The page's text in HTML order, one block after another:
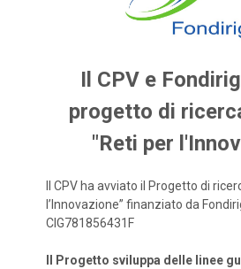
Il CPV e
progetto di
"Reti per
Il CPV ha avviato il Progetto di
l’Innovazione” finanziato da
CIG781856431F
Il Progetto sviluppa delle linee